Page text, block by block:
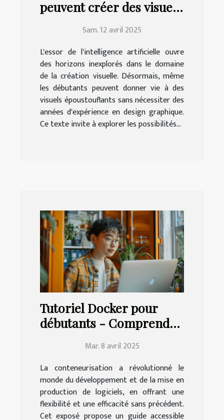
peuvent créer des visuels
Sam. 12 avril 2025
L'essor de l'intelligence artificielle ouvre
des horizons inexplorés dans le domaine
de la création visuelle. Désormais, même
les débutants peuvent donner vie à des
visuels époustouflants sans nécessiter des
années d'expérience en design graphique.
Ce texte invite à explorer les possibilités...
Tutoriel Docker pour
débutants - Comprendre
conteneurisation
Mar. 8 avril 2025
La conteneurisation a révolutionné le
monde du développement et de la mise en
production de logiciels, en offrant une
flexibilité et une efficacité sans précédent.
Cet exposé propose un guide accessible